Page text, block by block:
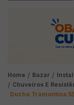
Bazar
Chuveiros E
Ducha Tramontina